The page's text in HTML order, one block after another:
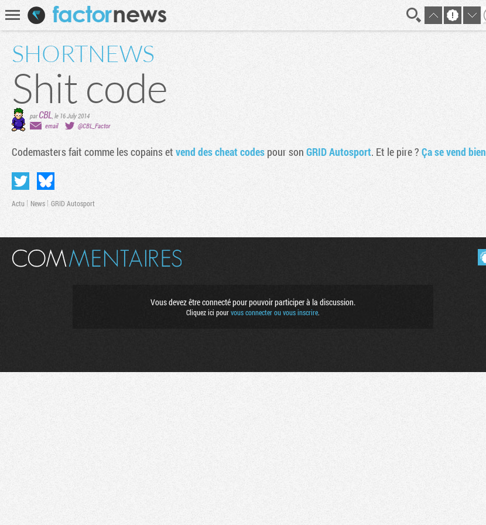
Recherche
SHORTNEWS
Shit code
parCBL le 16 July 2014
email
@CBL_Factor
Codemasters fait comme les copains et vend des cheat codes pour son GRID Autosport. Et le pire ? Ça se vend bien
Actu News GRID Autosport
Vous devez être connecté pour pouvoir participer à la discussion.
Cliquez ici pourvous connecter ou vous inscrire.
En direct